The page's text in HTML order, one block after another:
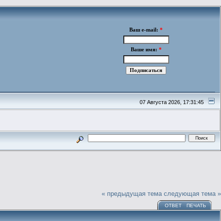
Ваш e-mail: *
Ваше имя: *
07 Августа 2026, 17:31:45
« предыдущая тема следующая тема »
ОТВЕТ ПЕЧАТЬ